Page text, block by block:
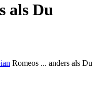
als Du
Romeos ... anders als Du